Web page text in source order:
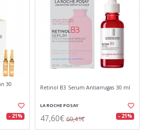
30
- 21%
Retinol B3 Serum Antiarrugas 30 ml
LA ROCHE POSAY
47,60€ 60,41€ - 21%